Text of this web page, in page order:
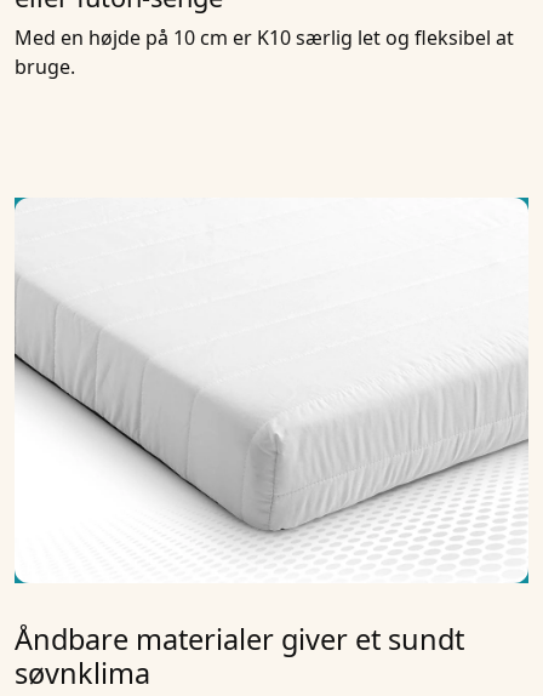
Med en højde på 10 cm er K10 særlig let og fleksibel at
bruge.
Åndbare materialer giver et sundt
søvnklima